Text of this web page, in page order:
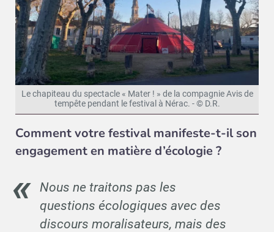
Le chapiteau du spectacle « Mater ! » de la compagnie Avis de
tempête pendant le festival à Nérac. - © D.R.
Comment votre festival manifeste-t-il son
engagement en matière d’écologie ?
Nous ne traitons pas les
questions écologiques avec des
discours moralisateurs, mais des